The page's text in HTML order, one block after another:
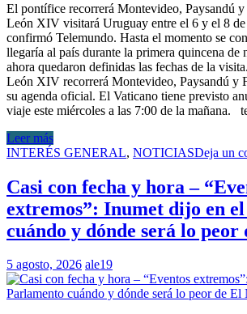
El pontífice recorrerá Montevideo, Paysandú
León XIV visitará Uruguay entre el 6 y el 8
confirmó Telemundo. Hasta el momento se
llegaría al país durante la primera quincena de
ahora quedaron definidas las fechas de la
León XIV recorrerá Montevideo, Paysandú y
su agenda oficial. El Vaticano tiene previsto
viaje este miércoles a las 7:00 de la mañana.
Leer más
INTERÉS GENERAL, NOTICIASDeja un
Casi con fecha y hora –
extremos”: Inumet dijo en
cuándo y dónde será lo peor
5 agosto, 2026 ale19